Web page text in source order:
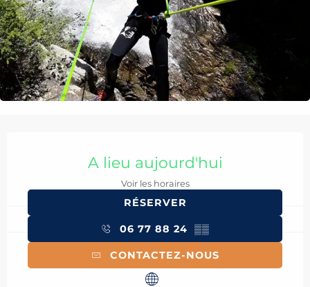
A lieu aujourd'hui
Voir les horaires
RÉSERVER
06 77 88 24 ▒▒
CONTACTEZ-NOUS